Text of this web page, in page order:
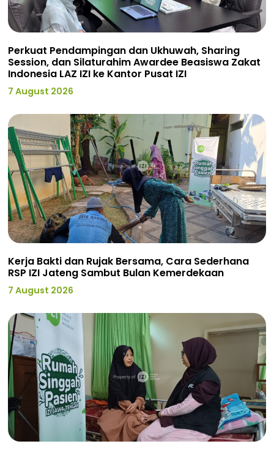
Perkuat Pendampingan dan Ukhuwah, Sharing
Session, dan Silaturahim Awardee Beasiswa Zakat
Indonesia LAZ IZI ke Kantor Pusat IZI
7 August 2026
Kerja Bakti dan Rujak Bersama, Cara Sederhana
RSP IZI Jateng Sambut Bulan Kemerdekaan
7 August 2026